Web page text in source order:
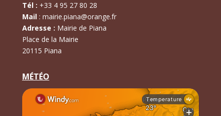
Tél : +33 4 95 27 80 28
Mail: mairie.piana@orange.fr
Adresse : Mairie de Piana
Place de la Mairie
20115 Piana
MÉTÉO